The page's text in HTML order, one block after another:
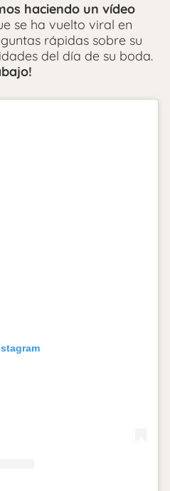
haciendo un vídeo
se ha vuelto viral en
rápidas sobre su
del día de su boda.